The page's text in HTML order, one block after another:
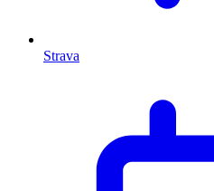
Strava